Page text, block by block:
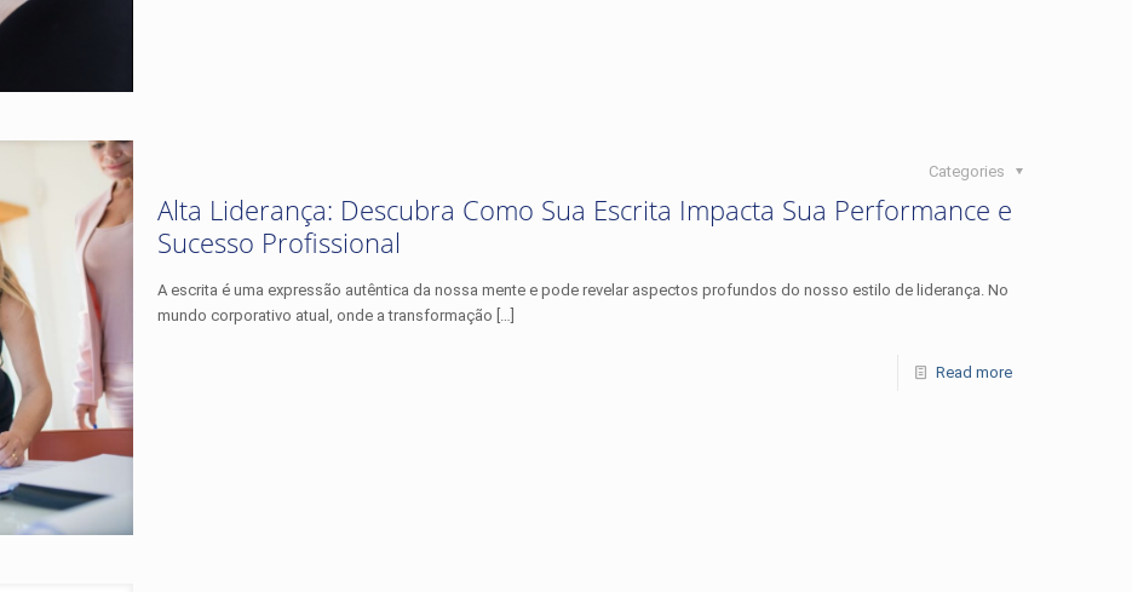
Categories
Alta Liderança: Descubra Como Sua Escrita Impacta Sua Performance e
Sucesso Profissional
A escrita é uma expressão autêntica da nossa mente e pode revelar aspectos profundos do nosso estilo de liderança. No
mundo corporativo atual, onde a transformação […]
Read more